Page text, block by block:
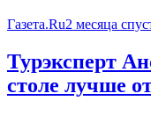
Газета.Ru2 месяца
Турэксперт
столе лучше